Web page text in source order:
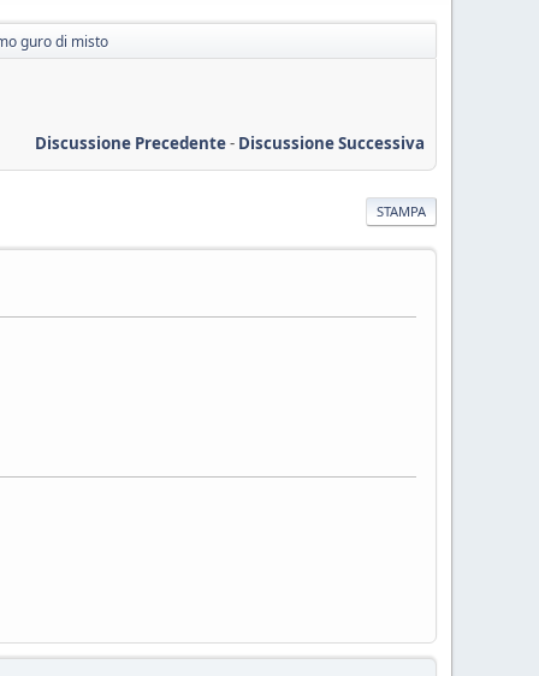
guro di misto
Discussione Precedente- Discussione Successiva
STAMPA